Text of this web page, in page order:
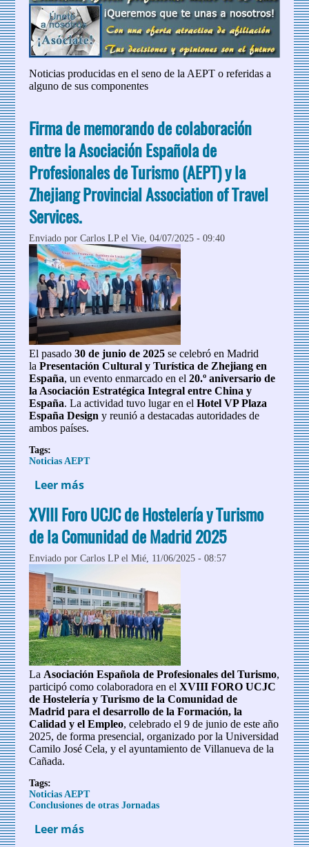
Noticias producidas en el seno de la AEPT o referidas a
alguno de sus componentes
Firma de memorando de colaboración
entre la Asociación Española de
Profesionales de Turismo (AEPT) y la
Zhejiang Provincial Association of Travel
Services.
Enviado porCarlos LPel Vie, 04/07/2025 - 09:40
El pasado30 de junio de 2025 se celebró en Madrid
laPresentación Cultural y Turística de Zhejiang en
España, un evento enmarcado en el20.º aniversario de
la Asociación Estratégica Integral entre China y
España. La actividad tuvo lugar en elHotel VP Plaza
España Design y reunió a destacadas autoridades de
ambos países.
Tags:
Noticias AEPT
Leer más
Española de Profesionales de Turismo
(AEPT) y la Zhejiang Provincial
Association of Travel Services.
XVIII Foro UCJC de Hostelería y Turismo
de la Comunidad de Madrid 2025
Enviado porCarlos LPel Mié, 11/06/2025 - 08:57
La Asociación Española de Profesionales del Turismo,
participó como colaboradora en elXVIII FORO UCJC
de Hostelería y Turismo de la Comunidad de
Madrid para el desarrollo de la Formación, la
Calidad y el Empleo, celebrado el 9 de junio de este año
2025, de forma presencial, organizado por la Universidad
Camilo José Cela, y el ayuntamiento de Villanueva de la
Cañada.
Tags:
Noticias AEPT
Conclusiones de otras Jornadas
Leer más